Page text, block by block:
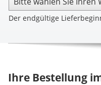
Der endgültige
Ihre Bestellung